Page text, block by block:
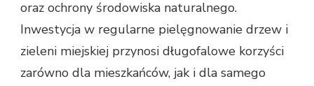
oraz ochrony środowiska naturalnego.
Inwestycja w regularne pielęgnowanie drzew i
zieleni miejskiej przynosi długofalowe korzyści
zarówno dla mieszkańców, jak i dla samego